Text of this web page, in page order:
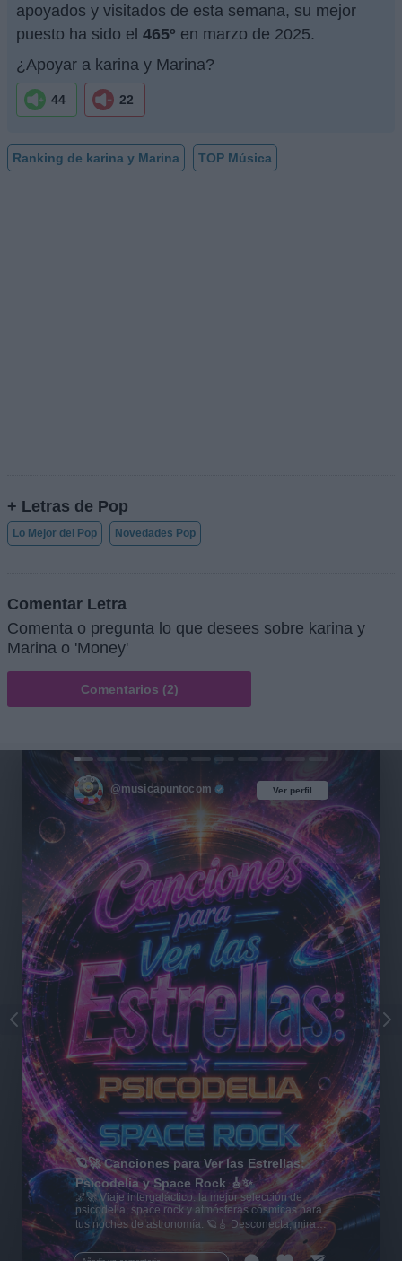
apoyados y visitados de esta semana, su mejor
puesto ha sido el 465º en marzo de 2025.
¿Apoyar a karina y Marina?
44 22
Ranking de karina y Marina TOP Música
+ Letras de Pop
Lo Mejor del Pop Novedades Pop
Comentar Letra
Comenta o pregunta lo que desees sobre karina y
Marina o 'Money'
Comentarios (2)
Ver perfil
@musicapuntocom Ver perfil
🪐🚀 Canciones para Ver las Estrellas:
Psicodelia y Space Rock 🎸✨
🌌🚀 Viaje intergaláctico: la mejor selección de
psicodelia, space rock y atmósferas cósmicas para
tus noches de astronomía. 🪐🎸 Desconecta, mira
al firmamento y siente la gravedad cero. 💾 ¡Guarda
esta colección para tu próxima noche estrellada!